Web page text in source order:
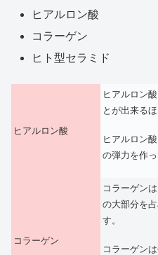
ヒアルロン酸
コラーゲン
ヒト型セラミド
ヒアルロン酸
ヒアルロン
とが出来る
ヒアルロン
の弾力を作
コラーゲン
コラーゲン
の大部分を
す。
コラーゲン